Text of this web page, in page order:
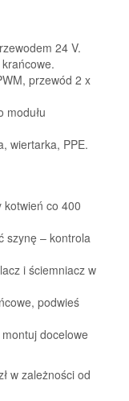
24 V.
przewód 2 x
modułu
wiertarka, PPE.
kotwień co 400
szynę – kontrola
i ściemniacz w
podwieś
docelowe
w zależności od